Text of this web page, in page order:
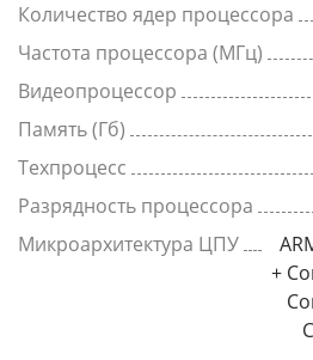
Количество ядер процессора
Частота процессора (МГц)
Видеопроцессор
Память (Гб)
Техпроцесс
Разрядность процессора
Микроархитектура ЦПУ
+